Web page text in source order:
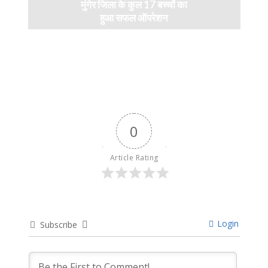
मुंगेर जिला के कुल 17 बच्चों का
हुआ सफल ऑपरेशन
0
Article Rating
Subscribe Login